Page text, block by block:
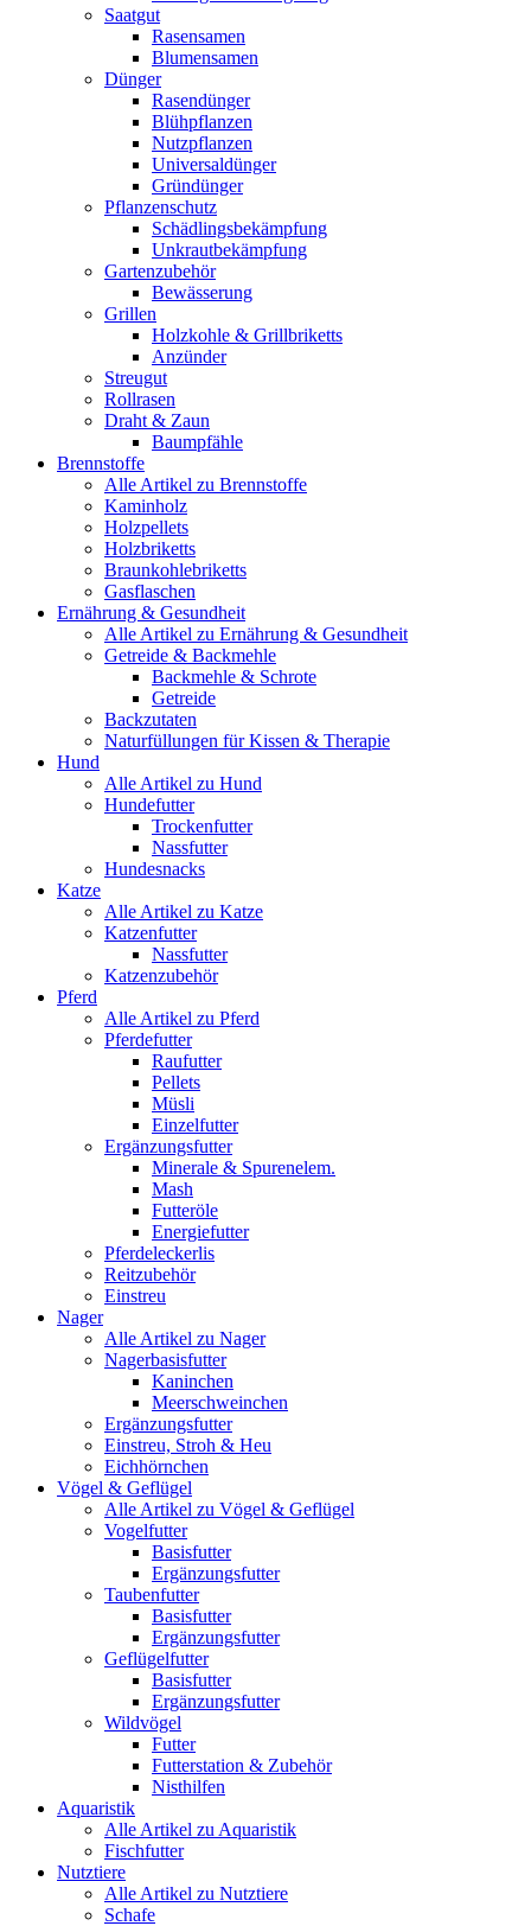
Saatgut
Rasensamen
Blumensamen
Dünger
Rasendünger
Blühpflanzen
Nutzpflanzen
Universaldünger
Gründünger
Pflanzenschutz
Schädlingsbekämpfung
Unkrautbekämpfung
Gartenzubehör
Bewässerung
Grillen
Holzkohle & Grillbriketts
Anzünder
Streugut
Rollrasen
Draht & Zaun
Baumpfähle
Brennstoffe
Alle Artikel zu Brennstoffe
Kaminholz
Holzpellets
Holzbriketts
Braunkohlebriketts
Gasflaschen
Ernährung & Gesundheit
Alle Artikel zu Ernährung & Gesundheit
Getreide & Backmehle
Backmehle & Schrote
Getreide
Backzutaten
Naturfüllungen für Kissen & Therapie
Hund
Alle Artikel zu Hund
Hundefutter
Trockenfutter
Nassfutter
Hundesnacks
Katze
Alle Artikel zu Katze
Katzenfutter
Nassfutter
Katzenzubehör
Pferd
Alle Artikel zu Pferd
Pferdefutter
Raufutter
Pellets
Müsli
Einzelfutter
Ergänzungsfutter
Minerale & Spurenelem.
Mash
Futteröle
Energiefutter
Pferdeleckerlis
Reitzubehör
Einstreu
Nager
Alle Artikel zu Nager
Nagerbasisfutter
Kaninchen
Meerschweinchen
Ergänzungsfutter
Einstreu, Stroh & Heu
Eichhörnchen
Vögel & Geflügel
Alle Artikel zu Vögel & Geflügel
Vogelfutter
Basisfutter
Ergänzungsfutter
Taubenfutter
Basisfutter
Ergänzungsfutter
Geflügelfutter
Basisfutter
Ergänzungsfutter
Wildvögel
Futter
Futterstation & Zubehör
Nisthilfen
Aquaristik
Alle Artikel zu Aquaristik
Fischfutter
Nutztiere
Alle Artikel zu Nutztiere
Schafe